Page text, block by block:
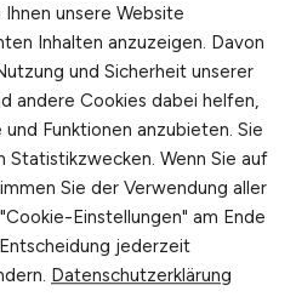
(Fachrichtung
im Hochbau
mit Vorgaben des
ggfs. auch über die
hinaus
unsere Website
Inhalten anzuzeigen. Davon
und Sicherheit unserer
andere Cookies dabei helfen,
Funktionen anzubieten. Sie
Statistikzwecken. Wenn Sie auf
Sie der Verwendung aller
Einstellungen" am Ende
jederzeit
Datenschutzerklärung